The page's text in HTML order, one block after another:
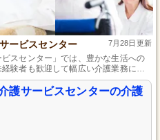
ービスセンター 7月28日更新
スセンター」では、豊かな生活への
験者も歓迎して幅広い介護業務に携
安定した職場です。
護サービスセンターの介護